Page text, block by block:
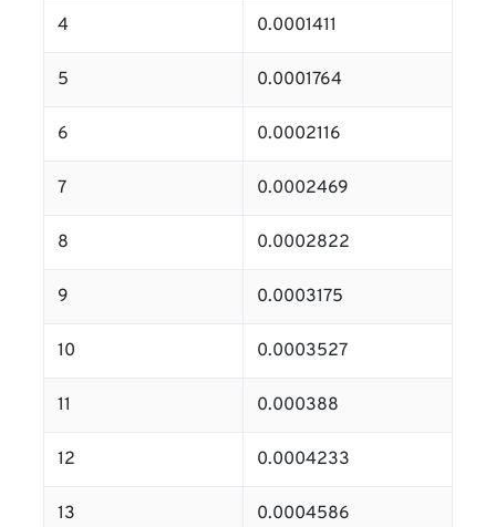
4 0.0001411
5 0.0001764
6 0.0002116
7 0.0002469
8 0.0002822
9 0.0003175
10 0.0003527
11 0.000388
12 0.0004233
13 0.0004586